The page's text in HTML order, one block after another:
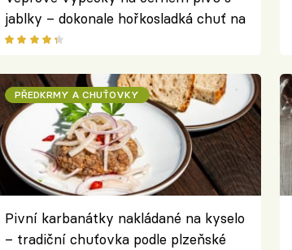
jablky – dokonale hořkosladká chuť na
talíři
PŘEDKRMY A CHUŤOVKY
Pivní karbanátky nakládané na kyselo
– tradiční chuťovka podle plzeňské